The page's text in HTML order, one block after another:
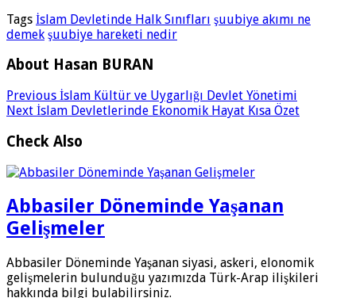
Tags İslam Devletinde Halk Sınıfları şuubiye akımı ne
demek şuubiye hareketi nedir
About Hasan BURAN
Previous İslam Kültür ve Uygarlığı Devlet Yönetimi
Next İslam Devletlerinde Ekonomik Hayat Kısa Özet
Check Also
Abbasiler Döneminde Yaşanan
Gelişmeler
Abbasiler Döneminde Yaşanan siyasi, askeri, elonomik
gelişmelerin bulunduğu yazımızda Türk-Arap ilişkileri
hakkında bilgi bulabilirsiniz.